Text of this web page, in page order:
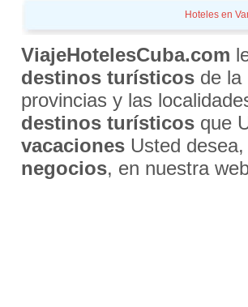
Hoteles en
ViajeHotelesCuba.com
destinos turísticosde la
provincias y las
destinos turísticosque
vacacionesUsted desea,
negocios, en nuestra